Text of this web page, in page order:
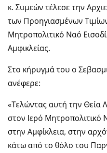
κ. Συμεών τέλεσε την
των Προηγιασμένων
Μητροπολιτικό Ναό
Αμφικλείας.
Στο κήρυγμά του ο
ανέφερε:
«Τελώντας αυτή την Θεία
στον Ιερό Μητροπολιτικό
στην Αμφίκλεια, στην
κάτω από το θόλο του